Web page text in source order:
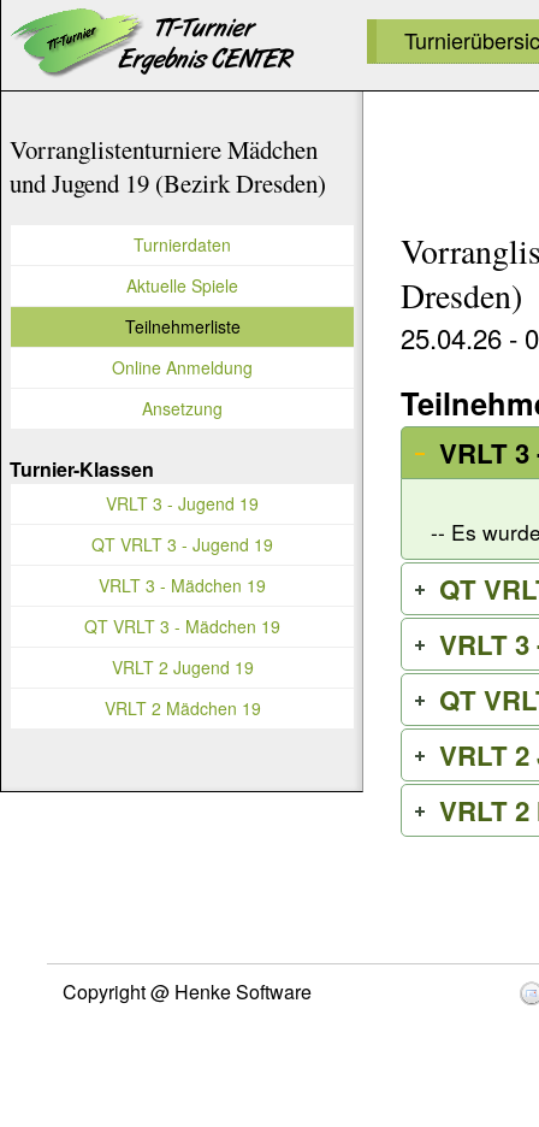
Dresden)
25.04.26 -
VRLT
-- Es
QT
VRLT
QT
VRLT
VRLT
Vorranglistenturniere Mädchen
und Jugend 19 (Bezirk Dresden)
Turnierdaten
Aktuelle Spiele
Teilnehmerliste
Online Anmeldung
Ansetzung
Turnier-Klassen
VRLT 3 - Jugend 19
QT VRLT 3 - Jugend 19
VRLT 3 - Mädchen 19
QT VRLT 3 - Mädchen 19
VRLT 2 Jugend 19
VRLT 2 Mädchen 19
Copyright @ Henke Software